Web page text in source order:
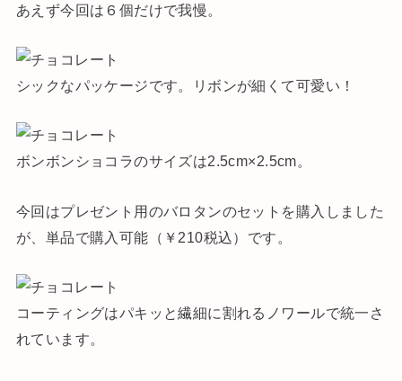
あえず今回は６個だけで我慢。
シックなパッケージです。リボンが細くて可愛い！
ボンボンショコラのサイズは2.5cm×2.5cm。
今回はプレゼント用のバロタンのセットを購入しました
が、単品で購入可能（￥210税込）です。
コーティングはパキッと繊細に割れるノワールで統一さ
れています。